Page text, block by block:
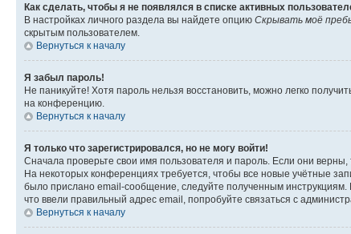
Как сделать, чтобы я не появлялся в списке активных
В настройках личного раздела вы найдете опцию Скрывать моё
скрытым пользователем.
Вернуться к началу
Я забыл пароль!
Не паникуйте! Хотя пароль нельзя восстановить, можно легко
на конференцию.
Вернуться к началу
Я только что зарегистрировался, но не могу войти!
Сначала проверьте свои имя пользователя и пароль. Если они
На некоторых конференциях требуется, чтобы все новые учётные
было прислано email-сообщение, следуйте полученным
что ввели правильный адрес email, попробуйте связаться с
Вернуться к началу